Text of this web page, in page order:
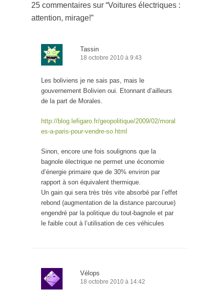
25 commentaires sur “Voitures électriques :
attention, mirage!”
Tassin
18 octobre 2010 à 9:43
Les boliviens je ne sais pas, mais le
gouvernement Bolivien oui. Etonnant d’ailleurs
de la part de Morales.
http://blog.lefigaro.fr/geopolitique/2009/02/moral
es-a-paris-pour-vendre-so.html
Sinon, encore une fois soulignons que la
bagnole électrique ne permet une économie
d’énergie primaire que de 30% environ par
rapport à son équivalent thermique.
Un gain qui sera très très vite absorbé par l’effet
rebond (augmentation de la distance parcourue)
engendré par la politique du tout-bagnole et par
le faible cout à l’utilisation de ces véhicules
Vélops
18 octobre 2010 à 14:42